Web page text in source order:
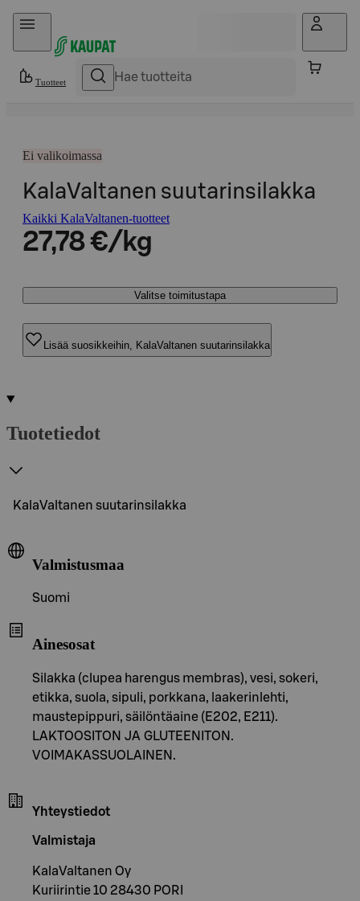
Hyppää sisältöön
Tuotteet
Ei valikoimassa
KalaValtanen suutarinsilakka
Kaikki KalaValtanen-tuotteet
27,78 €/kg
Valitse toimitustapa
Lisää suosikkeihin, KalaValtanen suutarinsilakka
Tuotetiedot
KalaValtanen suutarinsilakka
Valmistusmaa
Suomi
Ainesosat
Silakka (clupea harengus membras), vesi, sokeri,
etikka, suola, sipuli, porkkana, laakerinlehti,
maustepippuri, säilöntäaine (E202, E211).
LAKTOOSITON JA GLUTEENITON.
VOIMAKASSUOLAINEN.
Yhteystiedot
Valmistaja
KalaValtanen Oy
Kuriirintie 10 28430 PORI